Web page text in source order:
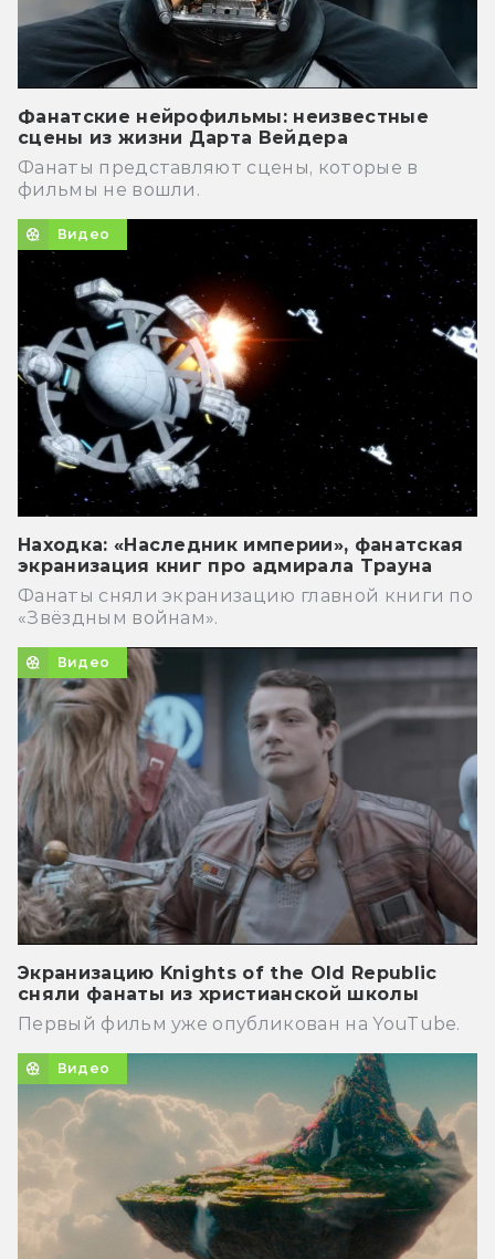
Фанатские нейрофильмы: неизвестные
сцены из жизни Дарта Вейдера
Фанаты представляют сцены, которые в
фильмы не вошли.
Видео
Находка: «Наследник империи», фанатская
экранизация книг про адмирала Трауна
Фанаты сняли экранизацию главной книги по
«Звёздным войнам».
Видео
Экранизацию Knights of the Old Republic
сняли фанаты из христианской школы
Первый фильм уже опубликован на YouTube.
Видео